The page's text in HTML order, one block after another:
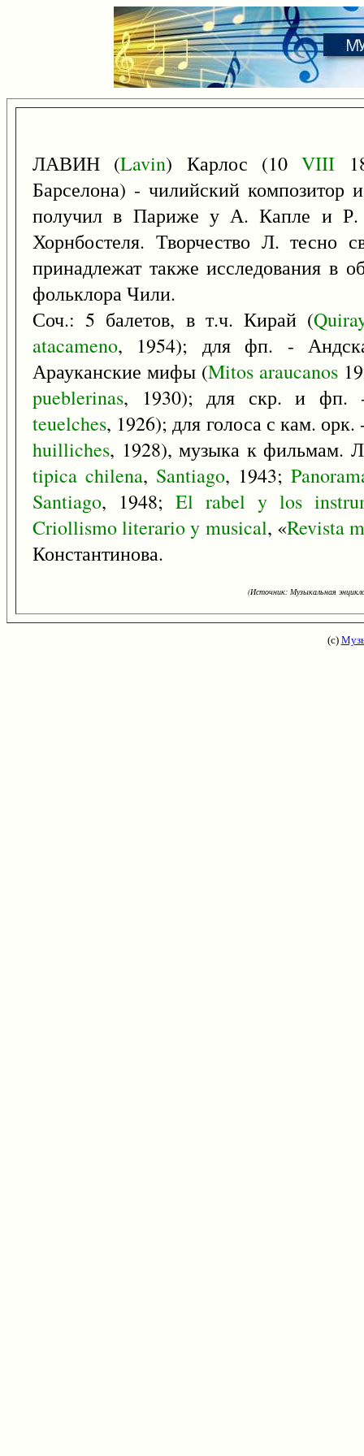
ЛАВИН (Lavin) Карлос (10VIII
Барселона) - чилийский композитор
получил в Париже у А. Капле и
Хорнбостеля. Творчество Л. тесно
принадлежат также исследования в
фольклора Чили.
Соч.: 5 балетов, в т.ч. Кирай (
atacameno, 1954); для фп. -
Арауканские мифы (Mitos araucanos
pueblerinas, 1930); для скр. и фп.
teuelches, 1926); для голоса с кам.
huilliches, 1928), музыка к фильмам.
tipica chilena, Santiago, 1943;
Santiago, 1948; El rabel y los
Criollismoliterarioy musical, «Revista
Константинова.
(Источник: Музыкальная
(с)